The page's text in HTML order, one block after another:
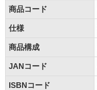
商品コード
仕様
商品構成
JANコード
ISBNコード